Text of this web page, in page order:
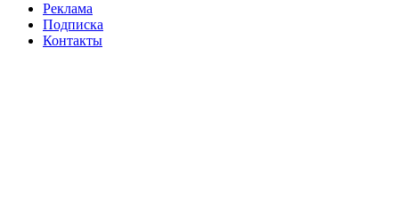
Реклама
Подписка
Контакты